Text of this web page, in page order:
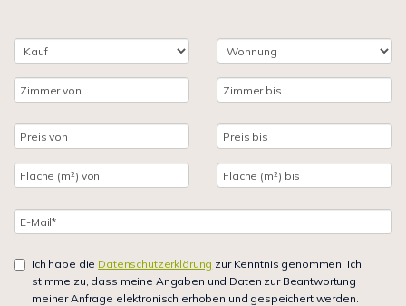
Ich habe die Datenschutzerklärung zur Kenntnis genommen. Ich
stimme zu, dass meine Angaben und Daten zur Beantwortung
meiner Anfrage elektronisch erhoben und gespeichert werden.